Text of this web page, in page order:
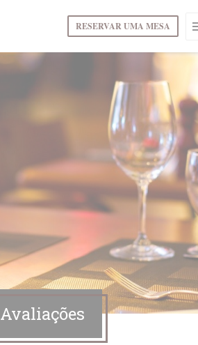
RESERVAR UMA MESA
Avaliações